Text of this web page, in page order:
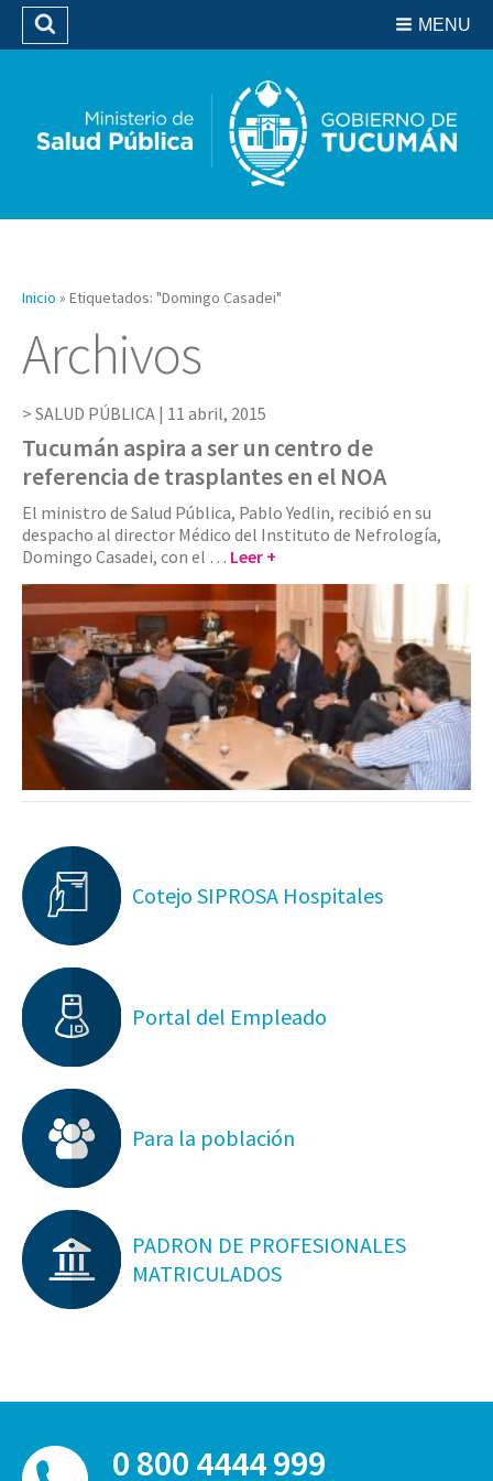
Biblioteca
MENU
Buscar
Inicio » Etiquetados: "Domingo Casadei"
Archivos
SALUD PÚBLICA | 11 abril, 2015
Tucumán aspira a ser un centro de
referencia de trasplantes en el NOA
El ministro de Salud Pública, Pablo Yedlin, recibió en su
despacho al director Médico del Instituto de Nefrología,
Domingo Casadei, con el … Leer +
Cotejo SIPROSA Hospitales
Portal del Empleado
Para la población
PADRON DE PROFESIONALES
MATRICULADOS
0 800 4444 999